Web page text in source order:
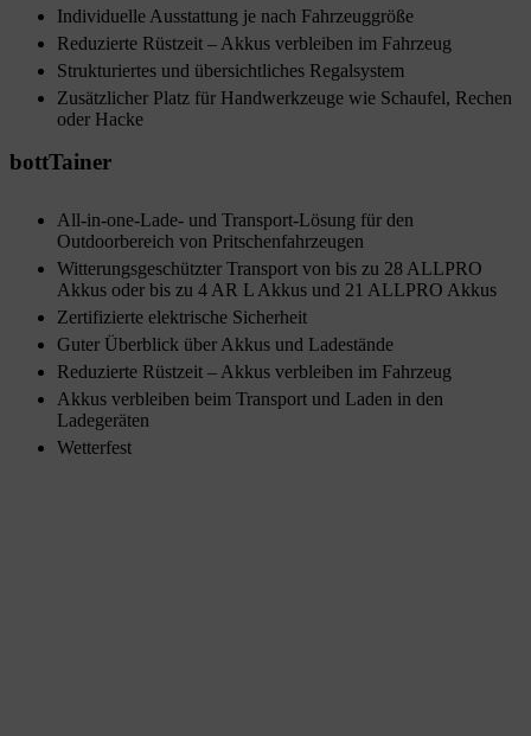
Individuelle Ausstattung je nach Fahrzeuggröße
Reduzierte Rüstzeit – Akkus verbleiben im Fahrzeug
Strukturiertes und übersichtliches Regalsystem
Zusätzlicher Platz für Handwerkzeuge wie Schaufel, Rechen
oder Hacke
bottTainer
All-in-one-Lade- und Transport-Lösung für den
Outdoorbereich von Pritschenfahrzeugen
Witterungsgeschützter Transport von bis zu 28 ALLPRO
Akkus oder bis zu 4 AR L Akkus und 21 ALLPRO Akkus
Zertifizierte elektrische Sicherheit
Guter Überblick über Akkus und Ladestände
Reduzierte Rüstzeit – Akkus verbleiben im Fahrzeug
Akkus verbleiben beim Transport und Laden in den
Ladegeräten
Wetterfest